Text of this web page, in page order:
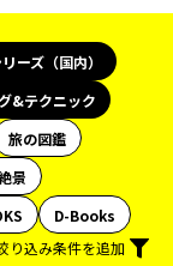
ーズ（国内）
&テクニック
旅の図鑑
景
D-Books
り込み条件を追加